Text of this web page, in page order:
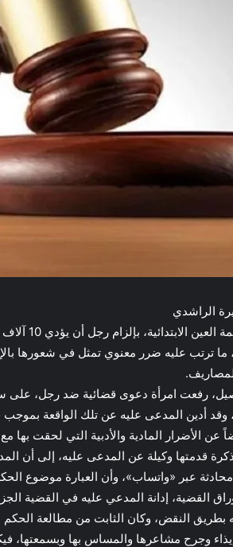
الراشدي
قضت
ما ترتب عليه ضرر معنوي تمثل في شعورها
رفعت امرأة دعوى قضائية ضد رجل، على
عن الأضرار المادية والأدبية التي لحقت بها
قدمتها وكيلة عن المدعى عليه، إلى أن
عبر «واتساب»، وأن العبارة موضوع
القضية، إدانة المدعي عليه في القضية
بطريق النقض، وكان الثابت من مطالعة
وجرح مشاعرها والمساس بها وبسمعتها،